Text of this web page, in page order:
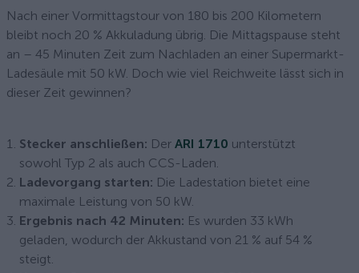
Nach einer Vormittagstour von 180 bis 200 Kilometern
bleibt noch 20 % Akkuladung übrig. Die Mittagspause steht
an – 45 Minuten Zeit zum Nachladen an einer Supermarkt-
Ladesäule mit 50 kW. Doch wie viel Reichweite lässt sich in
dieser Zeit gewinnen?
Stecker anschließen: Der ARI 1710 unterstützt
sowohl Typ 2 als auch CCS-Laden.
Ladevorgang starten: Die Ladestation bietet eine
maximale Leistung von 50 kW.
Ergebnis nach 42 Minuten: Es wurden 33 kWh
geladen, wodurch der Akkustand von 21 % auf 54 %
steigt.